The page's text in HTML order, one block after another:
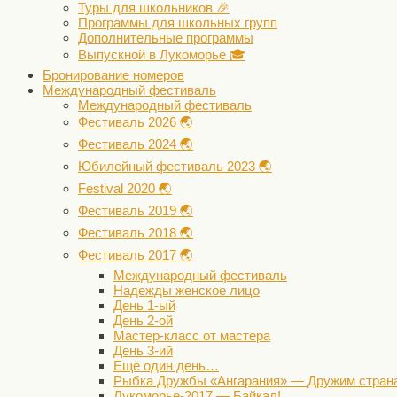
Туры для школьников 🎉
Программы для школьных групп
Дополнительные программы
Выпускной в Лукоморье 🎓
Бронирование номеров
Международный фестиваль
Международный фестиваль
Фестиваль 2026 🌏
Фестиваль 2024 🌏
Юбилейный фестиваль 2023 🌏
Festival 2020 🌏
Фестиваль 2019 🌏
Фестиваль 2018 🌏
Фестиваль 2017 🌏
Международный фестиваль
Надежды женское лицо
День 1-ый
День 2-ой
Мастер-класс от мастера
День 3-ий
Ещё один день…
Рыбка Дружбы «Ангарания» — Дружим